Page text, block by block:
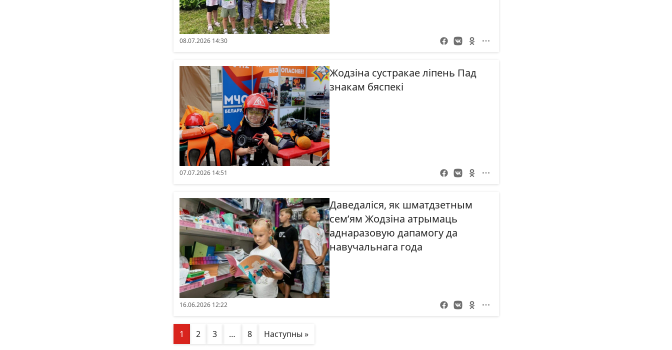
08.07.2026 14:30
Жодзіна сустракае ліпень Пад
знакам бяспекі
07.07.2026 14:51
Даведаліся, як шматдзетным
сем’ям Жодзіна атрымаць
аднаразовую дапамогу да
навучальнага года
16.06.2026 12:22
1 2 3 … 8 Наступны »